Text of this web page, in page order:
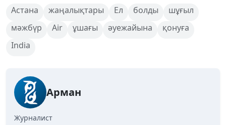
Астана жаңалықтары Ел болды
шұғыл
мәжбүр
Air ұшағы әуежайына
қонуға
India
Арман
Журналист